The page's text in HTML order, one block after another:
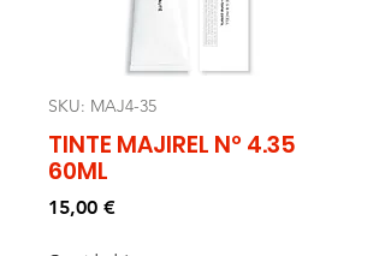
SKU: MAJ4-35
TINTE MAJIREL Nº 4.35
60ML
15,00 €Precio